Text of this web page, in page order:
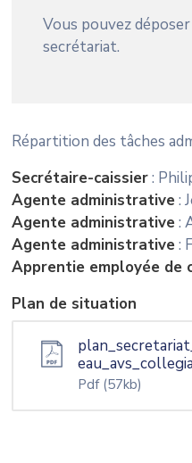
Vous pouvez
secrétariat.
Répartition des tâches
Secrétaire-caissier:
Agente administrative:
Agente administrative:
Agente administrative:
Apprentie employée de
Plan de situation
Pdf (57kb)